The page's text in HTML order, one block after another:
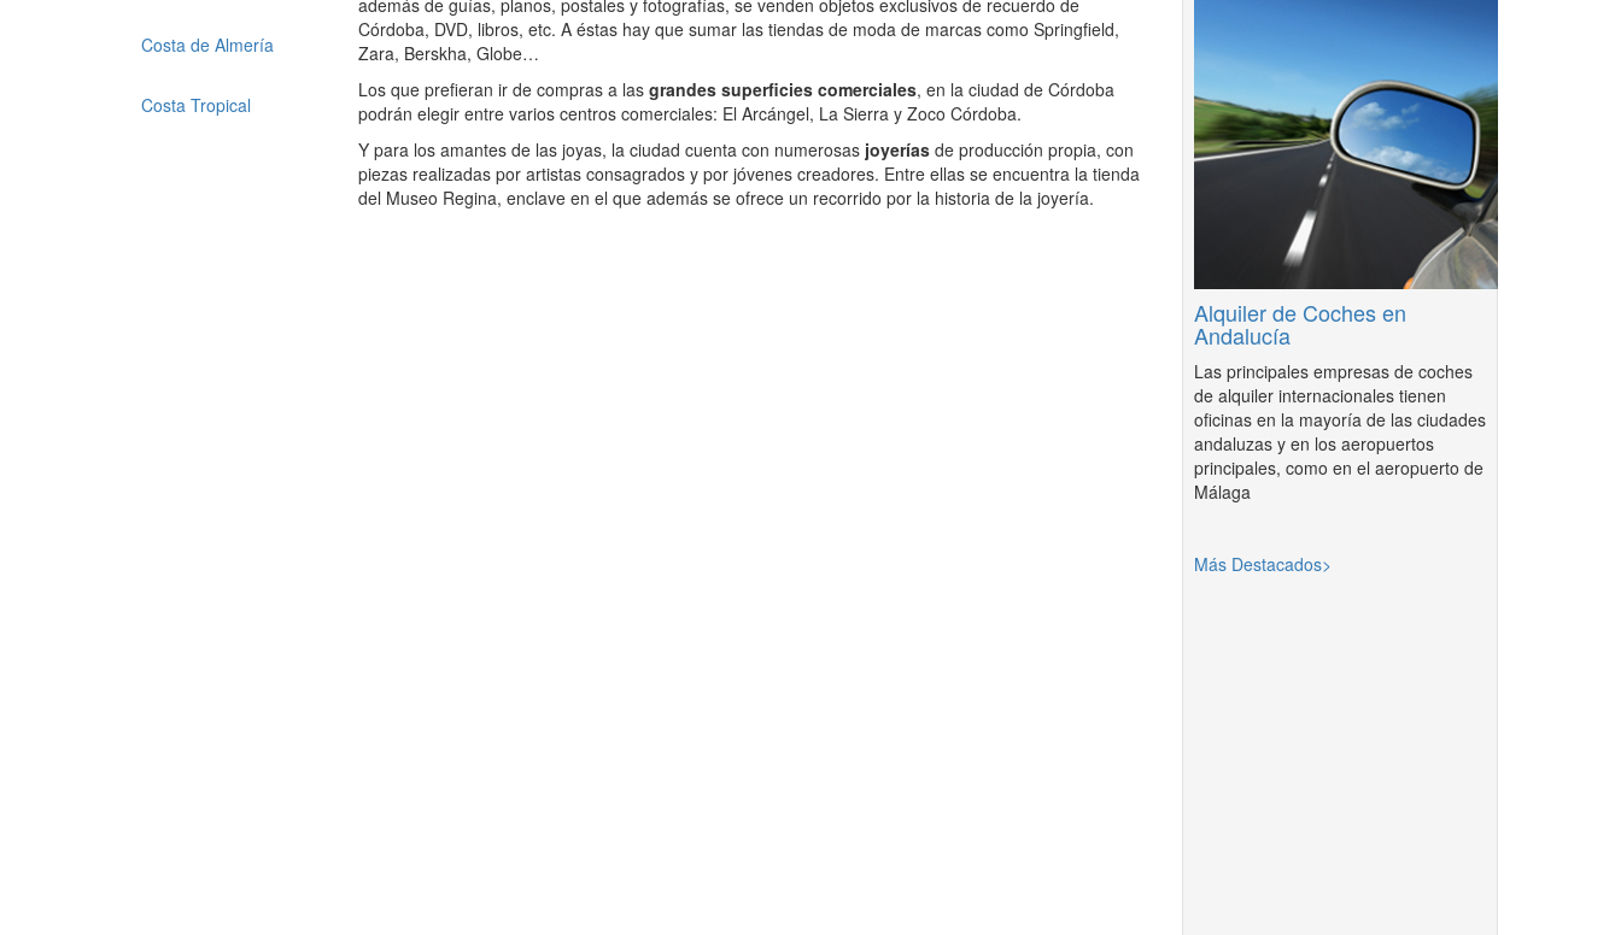
además de guías, planos, postales y fotografías, se venden objetos exclusivos de recuerdo de
Córdoba, DVD, libros, etc. A éstas hay que sumar las tiendas de moda de marcas como Springfield,
Zara, Berskha, Globe…
Los que prefieran ir de compras a las grandes superficies comerciales, en la ciudad de Córdoba
podrán elegir entre varios centros comerciales: El Arcángel, La Sierra y Zoco Córdoba.
Y para los amantes de las joyas, la ciudad cuenta con numerosas joyerías de producción propia, con
piezas realizadas por artistas consagrados y por jóvenes creadores. Entre ellas se encuentra la tienda
del Museo Regina, enclave en el que además se ofrece un recorrido por la historia de la joyería.
Costa de Almería
Costa Tropical
Alquiler de Coches en
Andalucía
Las principales empresas de coches
de alquiler internacionales tienen
oficinas en la mayoría de las ciudades
andaluzas y en los aeropuertos
principales, como en el aeropuerto de
Málaga
Más Destacados>